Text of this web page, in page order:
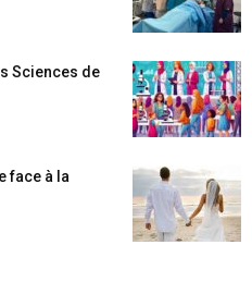
Sciences de
face à la